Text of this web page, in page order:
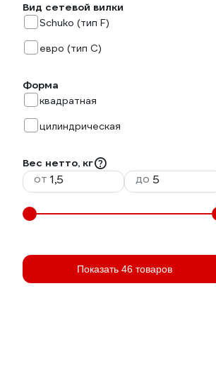
Вид сетевой вилки
Schuko (тип F)
евро (тип С)
Форма
квадратная
цилиндрическая
Вес нетто, кг
от до
Показать 46 товаров